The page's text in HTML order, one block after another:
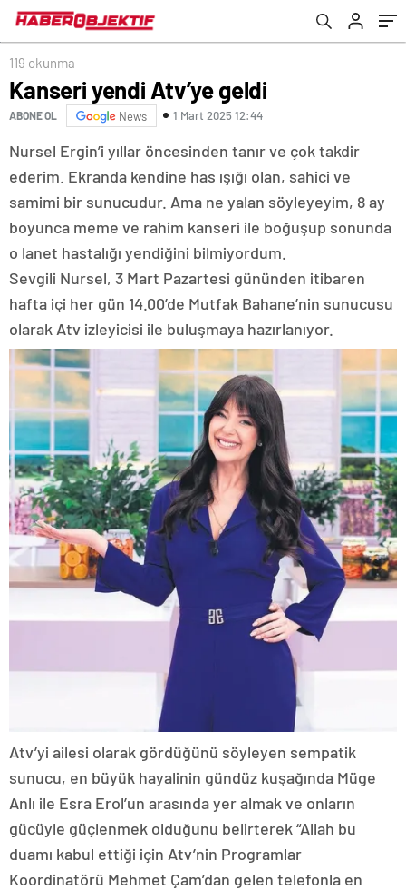
119 okunma
Kanseri yendi Atv’ye geldi
ABONE OL News 1 Mart 2025 12:44
Nursel Ergin’i yıllar öncesinden tanır ve çok takdir
ederim. Ekranda kendine has ışığı olan, sahici ve
samimi bir sunucudur. Ama ne yalan söyleyeyim, 8 ay
boyunca meme ve rahim kanseri ile boğuşup sonunda
o lanet hastalığı yendiğini bilmiyordum.
Sevgili Nursel, 3 Mart Pazartesi gününden itibaren
hafta içi her gün 14.00’de Mutfak Bahane’nin sunucusu
olarak Atv izleyicisi ile buluşmaya hazırlanıyor.
Atv’yi ailesi olarak gördüğünü söyleyen sempatik
sunucu, en büyük hayalinin gündüz kuşağında Müge
Anlı ile Esra Erol’un arasında yer almak ve onların
gücüyle güçlenmek olduğunu belirterek “Allah bu
duamı kabul ettiği için Atv’nin Programlar
Koordinatörü Mehmet Çam’dan gelen telefonla en
gitti bile”